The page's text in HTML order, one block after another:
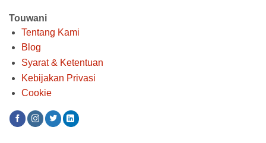
Touwani
Tentang Kami
Blog
Syarat & Ketentuan
Kebijakan Privasi
Cookie